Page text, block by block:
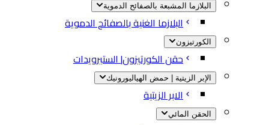
البلازما المشبعة بالصفائح الدموية
البلازما الغنية بالصفائح الدموية
الكورتيزون
حقن الكورتيزون| الستيرويدات
الإبر الزيتية | حمض الهياليورونيك
الابر الزيتية
الحقن المائي